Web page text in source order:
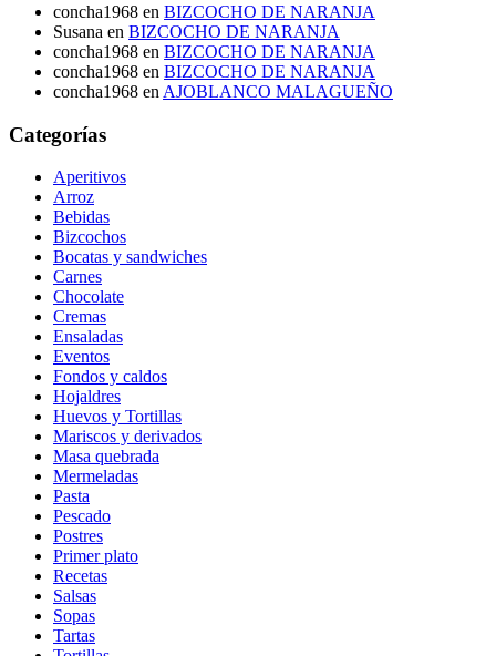
concha1968 en BIZCOCHO DE NARANJA
Susana en BIZCOCHO DE NARANJA
concha1968 en BIZCOCHO DE NARANJA
concha1968 en BIZCOCHO DE NARANJA
concha1968 en AJOBLANCO MALAGUEÑO
Categorías
Aperitivos
Arroz
Bebidas
Bizcochos
Bocatas y sandwiches
Carnes
Chocolate
Cremas
Ensaladas
Eventos
Fondos y caldos
Hojaldres
Huevos y Tortillas
Mariscos y derivados
Masa quebrada
Mermeladas
Pasta
Pescado
Postres
Primer plato
Recetas
Salsas
Sopas
Tartas